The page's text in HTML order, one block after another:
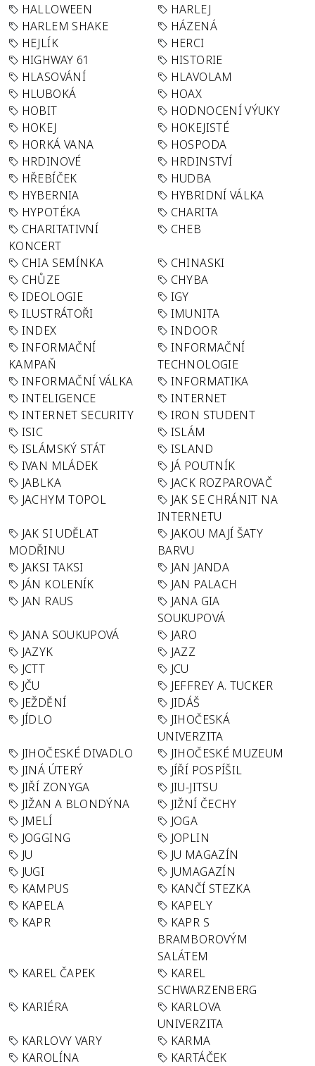
HALLOWEEN
HARLEJ
HARLEM SHAKE
HÁZENÁ
HEJLÍK
HERCI
HIGHWAY 61
HISTORIE
HLASOVÁNÍ
HLAVOLAM
HLUBOKÁ
HOAX
HOBIT
HODNOCENÍ VÝUKY
HOKEJ
HOKEJISTÉ
HORKÁ VANA
HOSPODA
HRDINOVÉ
HRDINSTVÍ
HŘEBÍČEK
HUDBA
HYBERNIA
HYBRIDNÍ VÁLKA
HYPOTÉKA
CHARITA
CHARITATIVNÍ
KONCERT
CHEB
CHIA SEMÍNKA
CHINASKI
CHŮZE
CHYBA
IDEOLOGIE
IGY
ILUSTRÁTOŘI
IMUNITA
INDEX
INDOOR
INFORMAČNÍ
KAMPAŇ
INFORMAČNÍ
TECHNOLOGIE
INFORMAČNÍ VÁLKA
INFORMATIKA
INTELIGENCE
INTERNET
INTERNET SECURITY
IRON STUDENT
ISIC
ISLÁM
ISLÁMSKÝ STÁT
ISLAND
IVAN MLÁDEK
JÁ POUTNÍK
JABLKA
JACK ROZPAROVAČ
JACHYM TOPOL
JAK SE CHRÁNIT NA
INTERNETU
JAK SI UDĚLAT
MODŘINU
JAKOU MAJÍ ŠATY
BARVU
JAKSI TAKSI
JAN JANDA
JÁN KOLENÍK
JAN PALACH
JAN RAUS
JANA GIA
SOUKUPOVÁ
JANA SOUKUPOVÁ
JARO
JAZYK
JAZZ
JCTT
JCU
JČU
JEFFREY A. TUCKER
JEŽDĚNÍ
JIDÁŠ
JÍDLO
JIHOČESKÁ
UNIVERZITA
JIHOČESKÉ DIVADLO
JIHOČESKÉ MUZEUM
JINÁ ÚTERÝ
JÍŘÍ POSPÍŠIL
JIŘÍ ZONYGA
JIU-JITSU
JIŽAN A BLONDÝNA
JIŽNÍ ČECHY
JMELÍ
JOGA
JOGGING
JOPLIN
JU
JU MAGAZÍN
JUGI
JUMAGAZÍN
KAMPUS
KANČÍ STEZKA
KAPELA
KAPELY
KAPR
KAPR S
BRAMBOROVÝM
SALÁTEM
KAREL ČAPEK
KAREL
SCHWARZENBERG
KARIÉRA
KARLOVA
UNIVERZITA
KARLOVY VARY
KARMA
KAROLÍNA
KARTÁČEK